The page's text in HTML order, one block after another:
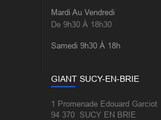
Mardi Au Vendredi
De 9h30 À 18h30
Samedi 9h30 À 18h
GIANT SUCY-EN-BRIE
1 Promenade Edouard Garciot
94 370 SUCY EN BRIE